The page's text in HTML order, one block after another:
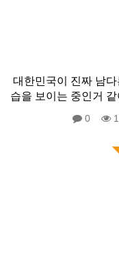
대한민국이 진짜 남다
습을 보이는 중인거 같
0